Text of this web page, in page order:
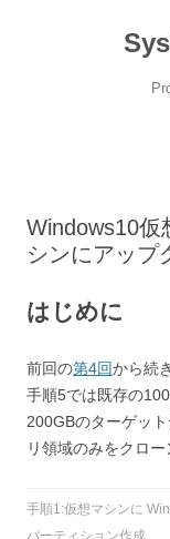
Windows10仮
シンにアップ
はじめに
前回の第4回から続
手順5では既存の
200GBのターゲッ
リ領域のみをクロー
手順1:仮想マシンに
パーティション作成